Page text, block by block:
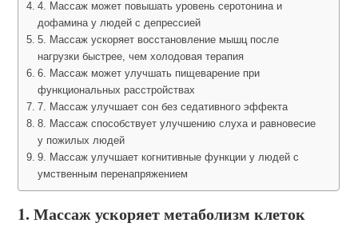
4. Массаж может повышать уровень серотонина и
дофамина у людей с депрессией
5. Массаж ускоряет восстановление мышц после
нагрузки быстрее, чем холодовая терапия
6. Массаж может улучшать пищеварение при
функциональных расстройствах
7. Массаж улучшает сон без седативного эффекта
8. Массаж способствует улучшению слуха и равновесие
у пожилых людей
9. Массаж улучшает когнитивные функции у людей с
умственным перенапряжением
1. Массаж ускоряет метаболизм клеток